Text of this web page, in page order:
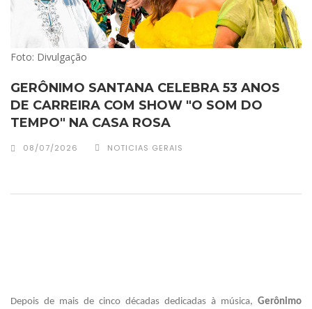
Foto: Divulgação
GERÔNIMO SANTANA CELEBRA 53 ANOS
DE CARREIRA COM SHOW "O SOM DO
TEMPO" NA CASA ROSA
08/07/2026 NOTICIAS GERAIS
Depois de mais de cinco décadas dedicadas à música, Gerônimo